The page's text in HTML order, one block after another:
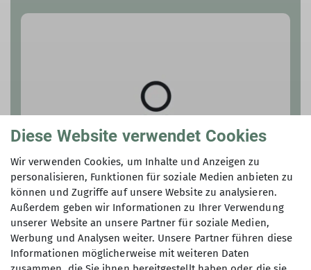
Jan Flämig
Diese Website verwendet Cookies
Wir verwenden Cookies, um Inhalte und Anzeigen zu
personalisieren, Funktionen für soziale Medien anbieten zu
können und Zugriffe auf unsere Website zu analysieren.
Außerdem geben wir Informationen zu Ihrer Verwendung
unserer Website an unsere Partner für soziale Medien,
Werbung und Analysen weiter. Unsere Partner führen diese
Informationen möglicherweise mit weiteren Daten